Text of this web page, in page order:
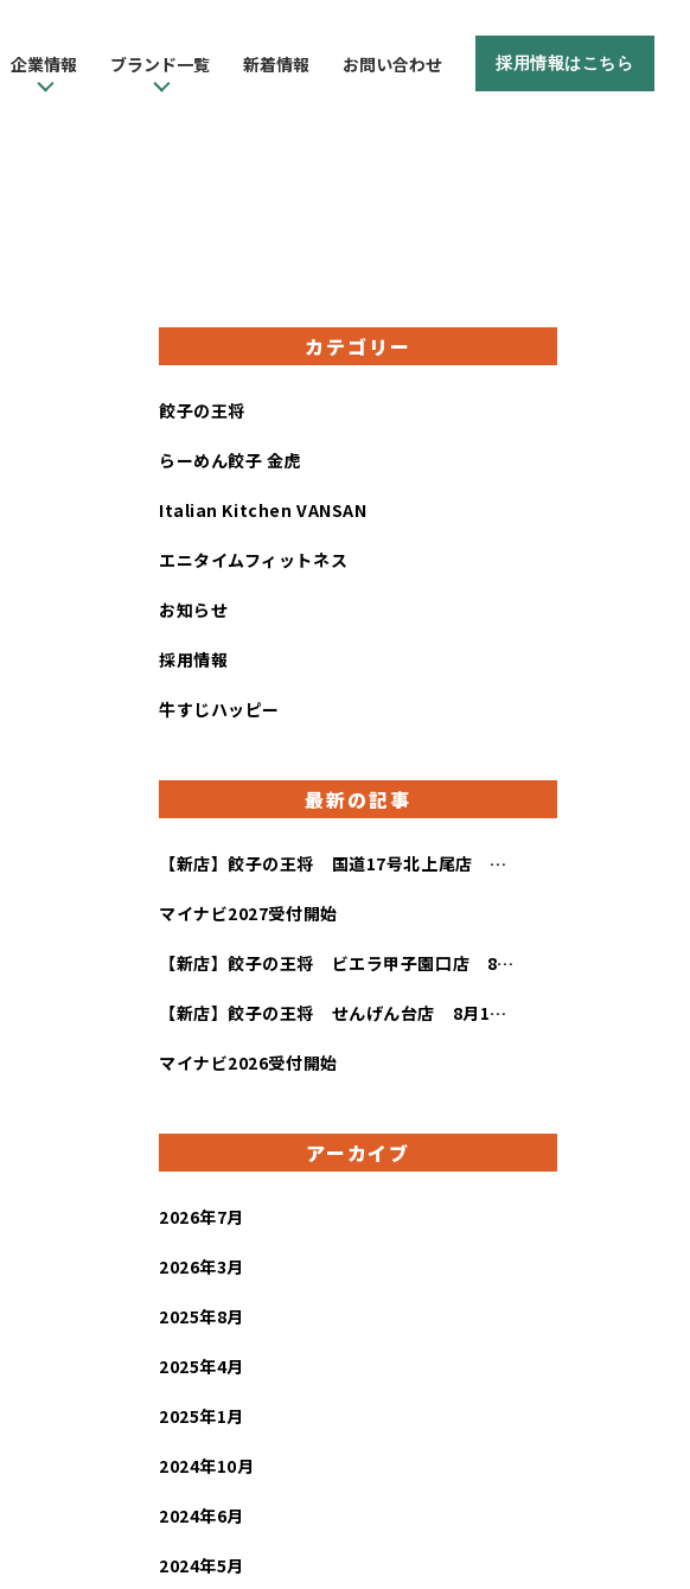
企業情報 ブランド一覧 新着情報 お問い合わせ 採用情報はこちら
カテゴリー
餃子の王将
らーめん餃子 金虎
Italian Kitchen VANSAN
エニタイムフィットネス
お知らせ
採用情報
牛すじハッピー
最新の記事
【新店】餃子の王将 国道17号北上尾店 …
マイナビ2027受付開始
【新店】餃子の王将 ビエラ甲子園口店 8…
【新店】餃子の王将 せんげん台店 8月1…
マイナビ2026受付開始
アーカイブ
2026年7月
2026年3月
2025年8月
2025年4月
2025年1月
2024年10月
2024年6月
2024年5月